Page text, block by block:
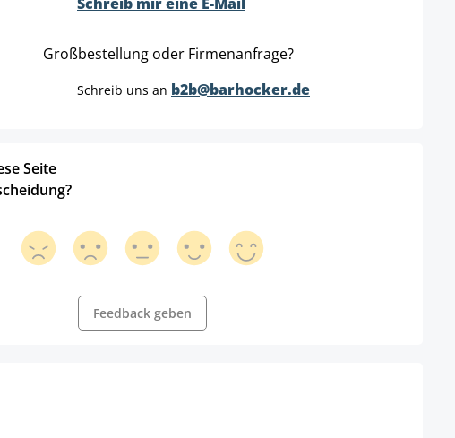
Großbestellung oder Firmenanfrage?
Schreib uns an b2b@barhocker.de
Seite
Feedback geben